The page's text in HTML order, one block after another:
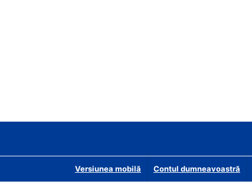
Versiunea mobilă Contul dumneavoastră